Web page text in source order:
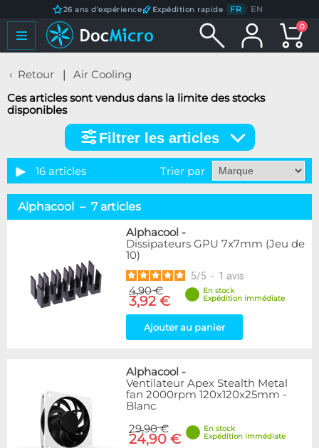
26 ans d'expérience Expédition rapide FR / EN
0
Retour Air Cooling
Ces articles sont vendus dans la limite des stocks
disponibles
articles
Marque
Alphacool
5
3
Disponibilité / Promotions
Articles en stock
Filtrer les articles
16 articles Trier par
Alphacool – 7 articles
Alphacool -
Dissipateurs GPU 7x7mm (Jeu de
10)
5/5 - 1 avis
4,90 €
3,92 €
En stock
Expédition immédiate
Ajouter au panier
Alphacool -
Ventilateur Apex Stealth Metal
fan 2000rpm 120x120x25mm -
Blanc
29,90 €
24,90 €
En stock
Expédition immédiate